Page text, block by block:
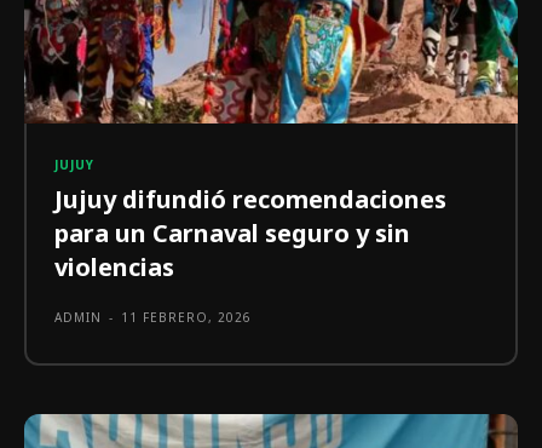
JUJUY
Jujuy difundió recomendaciones
para un Carnaval seguro y sin
violencias
ADMIN - 11 FEBRERO, 2026